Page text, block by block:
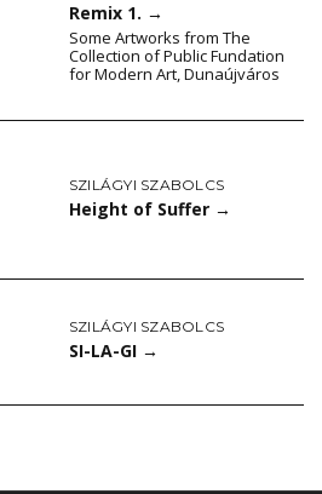
Remix 1. →
Some Artworks from The
Collection of Public Fundation
for Modern Art, Dunaújváros
SZILÁGYI SZABOLCS
Height of Suffer →
SZILÁGYI SZABOLCS
SI-LA-GI →